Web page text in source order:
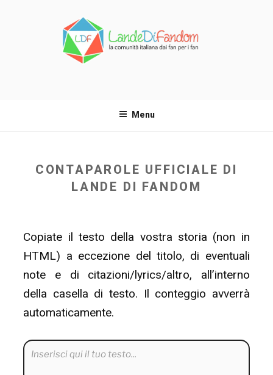
Menu
CONTAPAROLE UFFICIALE DI
LANDE DI FANDOM
Copiate il testo della vostra storia (non in
HTML) a eccezione del titolo, di eventuali
note e di citazioni/lyrics/altro, all’interno
della casella di testo. Il conteggio avverrà
automaticamente.